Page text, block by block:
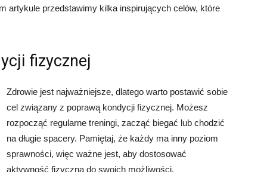
artykule przedstawimy kilka inspirujących celów, które
fizycznej
Zdrowie jest najważniejsze, dlatego warto postawić sobie
cel związany z poprawą kondycji fizycznej. Możesz
rozpocząć regularne treningi, zacząć biegać lub chodzić
na długie spacery. Pamiętaj, że każdy ma inny poziom
sprawności, więc ważne jest, aby dostosować
aktywność fizyczną do swoich możliwości.